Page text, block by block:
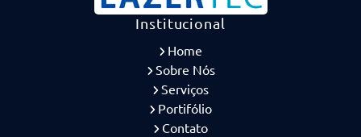
Institucional
Home
Sobre Nós
Serviços
Portifólio
Contato